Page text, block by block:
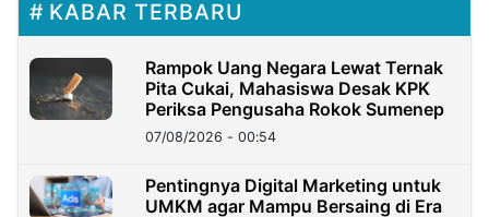
KABAR TERBARU
Rampok Uang Negara Lewat Ternak
Pita Cukai, Mahasiswa Desak KPK
Periksa Pengusaha Rokok Sumenep
07/08/2026 - 00:54
Pentingnya Digital Marketing untuk
UMKM agar Mampu Bersaing di Era